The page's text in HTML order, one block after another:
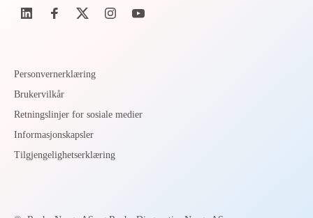
Personvernerklæring
Brukervilkår
Retningslinjer for sosiale medier
Informasjonskapsler
Tilgjengelighetserklæring